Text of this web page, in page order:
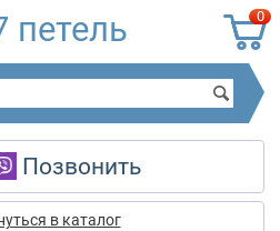
0
петель
Позвонить
в каталог